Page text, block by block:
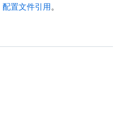
配置文件引用。